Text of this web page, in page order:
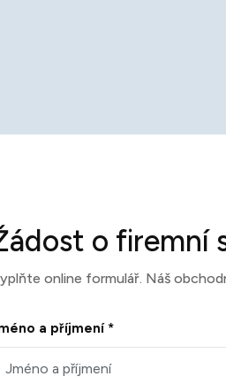
o firemní
online formulář. Náš
a příjmení *